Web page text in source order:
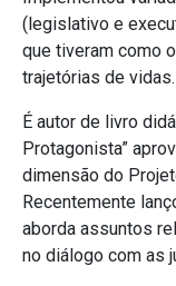
(legislativo e
que tiveram como
trajetórias de vidas.
É autor de livro
Protagonista”
dimensão do
Recentemente
aborda assuntos
no diálogo com as